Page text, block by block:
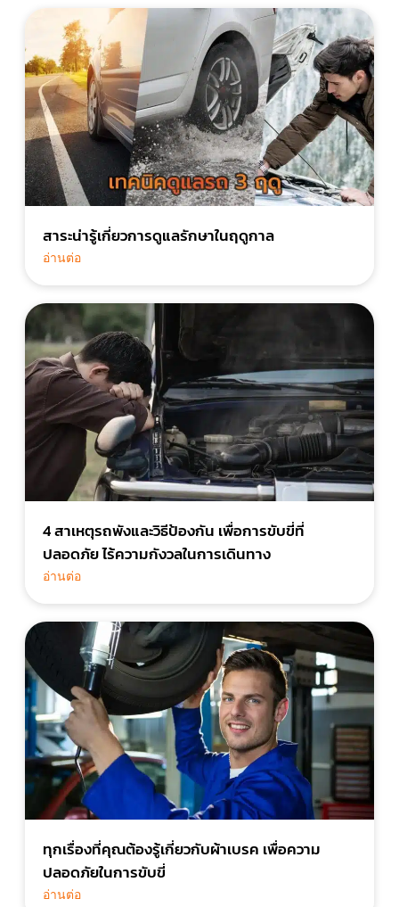
สาระน่ารู้เกี่ยวการดูแลรักษาในฤดูกาล
อ่านต่อ
4 สาเหตุรถพังและวิธีป้องกัน เพื่อการขับขี่ที่
ปลอดภัย ไร้ความกังวลในการเดินทาง
อ่านต่อ
ทุกเรื่องที่คุณต้องรู้เกี่ยวกับผ้าเบรค เพื่อความ
ปลอดภัยในการขับขี่
อ่านต่อ